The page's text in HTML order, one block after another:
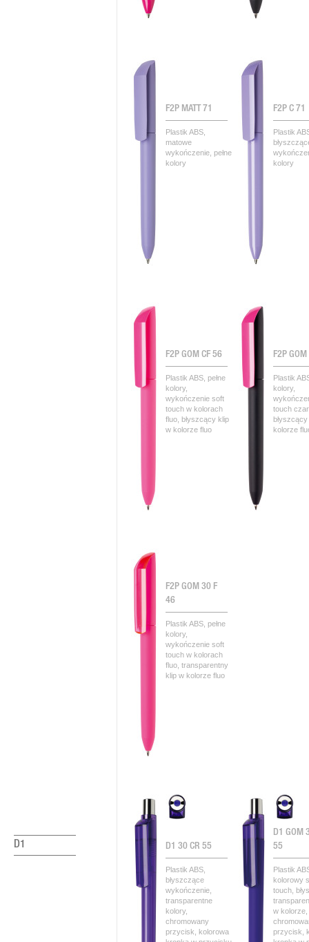
F2P MATT 71
Plastik ABS,
matowe
wykończenie, pełne
kolory
F2P C 71
Plastik
kolory
F2P GOM CF 56
Plastik ABS, pełne
kolory,
wykończenie soft
touch w kolorach
fluo, błyszcący klip
w kolorze fluo
F2P
Plastik
kolory,
touch
kolorze
F2P GOM 30 F
46
Plastik ABS, pełne
kolory,
wykończenie soft
touch w kolorach
fluo, transparentny
klip w kolorze fluo
D1 D1 30 CR 55
Plastik ABS,
błyszczące
wykończenie,
transparentne
kolory,
chromowany
przycisk, kolorowa
D1 GOM
55
Plastik
kolorowy
touch,
w kolorze,
przycisk,